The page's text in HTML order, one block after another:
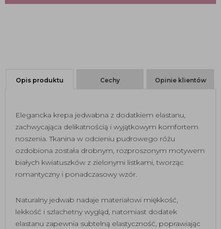
Opis produktu Cechy Opinie klientów
Elegancka krepa jedwabna z dodatkiem elastanu,
zachwycająca delikatnością i wyjątkowym komfortem
noszenia. Tkanina w odcieniu pudrowego różu
ozdobiona została drobnym, rozproszonym motywem
białych kwiatuszków z zielonymi listkami, tworząc
romantyczny i ponadczasowy wzór.
Naturalny jedwab nadaje materiałowi miękkość,
lekkość i szlachetny wygląd, natomiast dodatek
elastanu zapewnia subtelną elastyczność, poprawiając